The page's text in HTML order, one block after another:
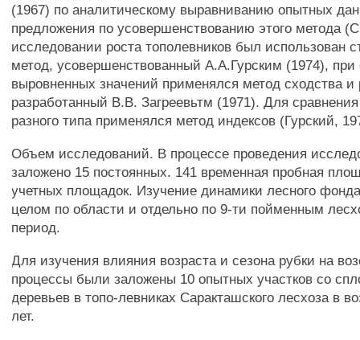
(1967) по аналитическому выравниванию опытных
предложения по усовершенствованию этого метода
исследовании роста тополевников был использован
метод, усовершенствованный А.А.Гурским (1974), при
выровненных значений применялся метод сходства и
разработанный В.В. Загреевьтм (1971). Для
разного типа применялся метод индексов (Гурский,
Объем исследований. В процессе проведения
заложено 15 постоянных. 141 временная пробная
учетных площадок. Изучение динамики лесного
целом по области и отдельно по 9-ти пойменным
период.
Для изучения влияния возраста и сезона рубки на
процессы были заложены 10 опытных участков со
деревьев в топо-левниках Саракташского лесхоза в
лет.